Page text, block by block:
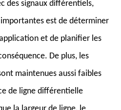
des signaux différentiels,
importantes est de déterminer
et de planifier les
De plus, les
maintenues aussi faibles
de ligne différentielle